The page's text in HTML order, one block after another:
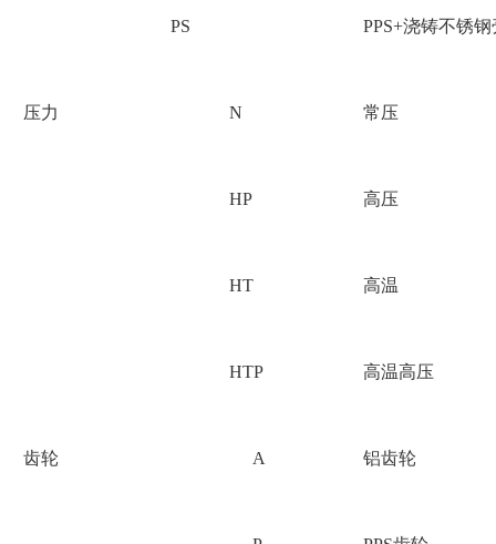
PS PPS+浇铸不锈
压力 N 常压
HP 高压
HT 高温
HTP 高温高压
齿轮 A 铝齿轮